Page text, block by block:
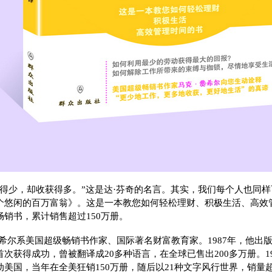
少，却收获得多。”这是达·芬奇的名言。其实，我们每个人也同
悠闲的百万富翁》。这是一本教您如何轻松理财、积极生活、高效
书，累计销售超过150万册。
尔系美国超级畅销书作家、国际著名财富教育家。1987年，他出
次获得成功，曾被翻译成20多种语言，在全球已售出200多万册。
美国，当年在全美狂销150万册，随后以21种文字风行世界，销量